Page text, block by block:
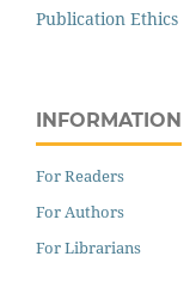
Publication Ethics
INFORMATION
For Readers
For Authors
For Librarians